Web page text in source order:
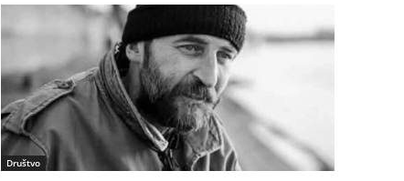
Društvo